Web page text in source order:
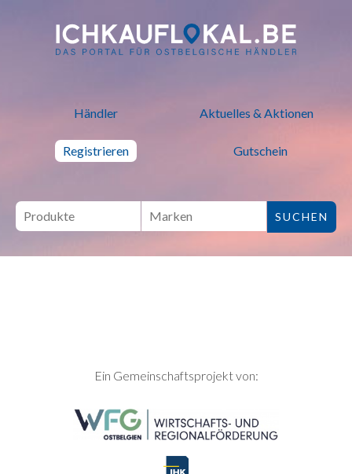
ich kauf lokal - Bei lokalen
Händler Aktuelles & Aktionen
Registrieren Gutschein
SEITENFUSSEin Gemeinschaftsprojekt von: